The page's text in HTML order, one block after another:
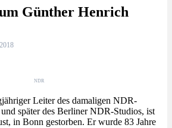
Günther Henrich
NDR
Leiter des damaligen NDR-
später des Berliner NDR-Studios, ist
in Bonn gestorben. Er wurde 83 Jahre